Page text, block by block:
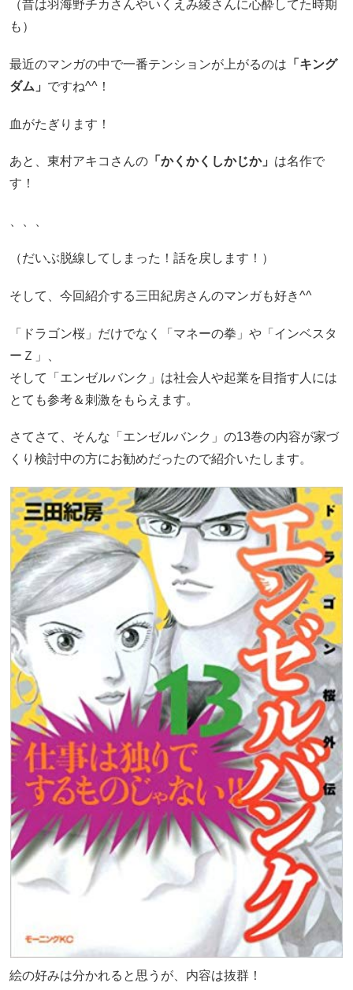
（昔は羽海野チカさんやいくえみ綾さんに心酔してた時期
も）
最近のマンガの中で一番テンションが上がるのは 「キング
ダム」 ですね^^！
血がたぎります！
あと、東村アキコさんの「かくかくしかじか」 は名作で
す！
（だいぶ脱線してしまった！話を戻します！）
そして、今回紹介する三田紀房さんのマンガも好き^^
「ドラゴン桜」だけでなく「マネーの拳」や「インベスタ
ーＺ」、
そして「エンゼルバンク」は社会人や起業を目指す人には
とても参考＆刺激をもらえます。
さてさて、そんな「エンゼルバンク」の13巻の内容が家づ
くり検討中の方にお勧めだったので紹介いたします。
絵の好みは分かれると思うが、内容は抜群！